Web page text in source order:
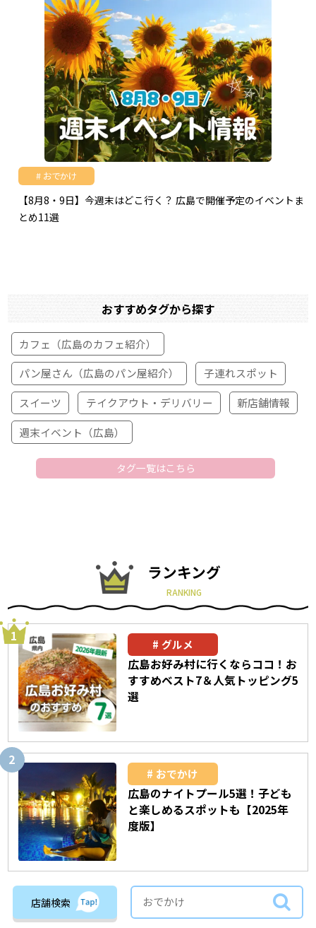
おでかけ
【8月8・9日】今週末はどこ行く？ 広島で開催予定のイベントま
とめ11選
おすすめタグから探す
カフェ（広島のカフェ紹介）
パン屋さん（広島のパン屋紹介）
子連れスポット
スイーツ
テイクアウト・デリバリー
新店舗情報
週末イベント（広島）
タグ一覧はこちら
ランキング
RANKING
グルメ
広島お好み村に行くならココ！お
すすめベスト7＆人気トッピング5
選
おでかけ
広島のナイトプール5選！子ども
と楽しめるスポットも【2025年
度版】
おでかけ
【2026年】広島県内＆広島近郊
店舗検索